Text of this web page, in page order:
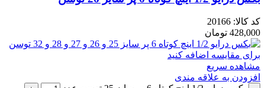
کد کالا: 20166
428,000 تومان
برای مقایسه اضافه کنید
مشاهده سریع
افزودن به علاقه مندی